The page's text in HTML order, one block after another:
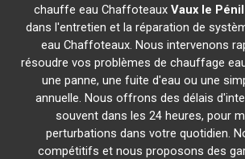
chauffe eau ChaffoteauxVaux le Pénil
dans l'entretien et la réparation de
eau Chaffoteaux. Nous intervenons
résoudre vos problèmes de chauffage
une panne, une fuite d'eau ou une
annuelle. Nous offrons des délais
souvent dans les 24 heures, pour
perturbations dans votre quotidien.
compétitifs et nous proposons des